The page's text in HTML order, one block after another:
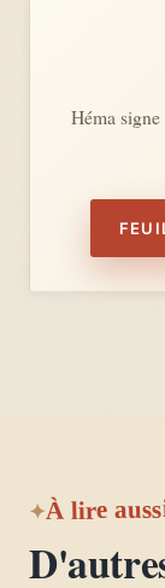
Héma signe
À lire